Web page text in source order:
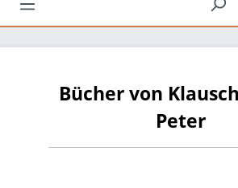
Bücher von
Peter